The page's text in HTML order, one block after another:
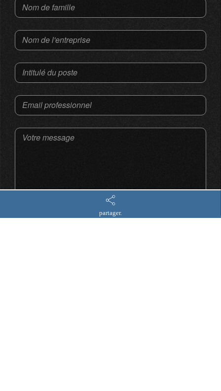
Nom de famille
Nom de l'entreprise
Intitulé du poste
Email professionnel
Votre message
partager.